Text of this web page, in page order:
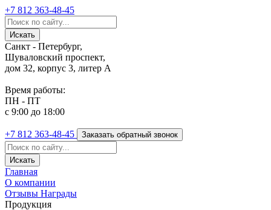
+7 812 363-48-45
Санкт - Петербург,
Шуваловский проспект,
дом 32, корпус 3, литер А
Время работы:
ПН - ПТ
с 9:00 до 18:00
+7 812 363-48-45 Заказать обратный звонок
Главная
О компании
Отзывы Награды
Продукция